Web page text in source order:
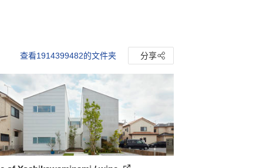
查看1914399482的文件夹 分享